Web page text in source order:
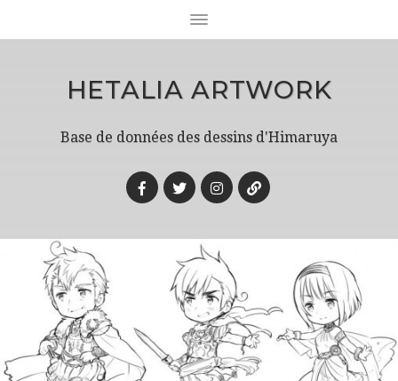
HETALIA ARTWORK
Base de données des dessins d'Himaruya